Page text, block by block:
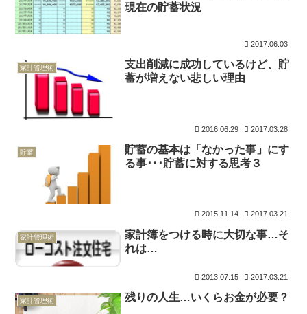
現在の貯蓄状況
2017.06.03
家計管理術
支出削減に成功しているけど、貯
蓄が増えない悲しい理由
2016.06.29 2017.03.28
貯蓄
貯蓄の基本は「なかった事」にす
る事･･･貯蓄に対する思考３
2015.11.14 2017.03.21
家計管理術
家計簿をつける時に大切な事…そ
れは…
2013.07.15 2017.03.21
家計管理術 残りの人生…いくらお金が必要？